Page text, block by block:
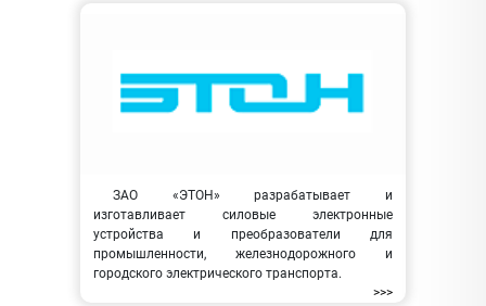
ЗАО «ЭТОН» разрабатывает и
изготавливает силовые электронные
устройства и преобразователи для
промышленности, железнодорожного и
городского электрического транспорта.
>>>